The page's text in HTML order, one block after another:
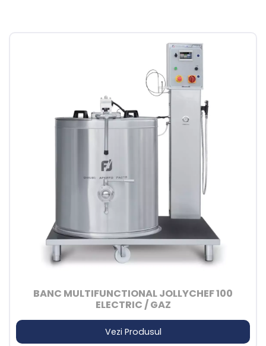
BANC MULTIFUNCTIONAL JOLLYCHEF 100
ELECTRIC / GAZ
Vezi Produsul